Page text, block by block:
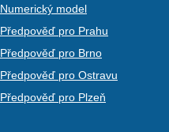
Numerický model
Předpověď pro Prahu
Předpověď pro Brno
Předpověď pro Ostravu
Předpověď pro Plzeň